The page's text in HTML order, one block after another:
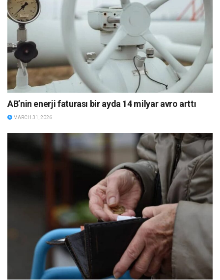
AB’nin enerji faturası bir ayda 14 milyar avro arttı
MARCH 31, 2026